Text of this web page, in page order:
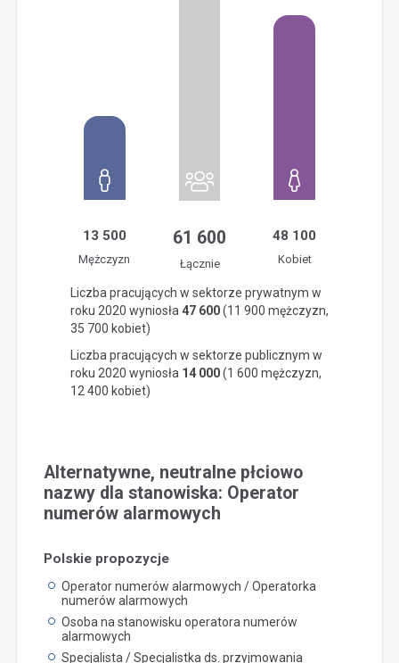
13 500
Mężczyzn
61 600
Łącznie
48 100
Kobiet
Liczba pracujących w sektorze prywatnym w
roku 2020 wyniosła 47 600(11 900 mężczyzn,
35 700 kobiet)
Liczba pracujących w sektorze publicznym w
roku 2020 wyniosła 14 000(1 600 mężczyzn,
12 400 kobiet)
Alternatywne, neutralne płciowo
nazwy dla stanowiska: Operator
numerów alarmowych
Polskie propozycje
Operator numerów alarmowych / Operatorka
numerów alarmowych
Osoba na stanowisku operatora numerów
alarmowych
Specjalista / Specjalistka ds. przyjmowania